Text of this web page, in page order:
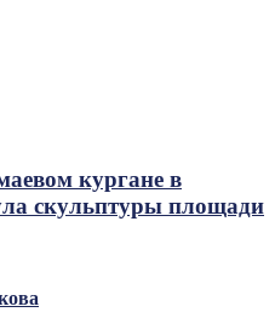
кургане в
скульптуры площади